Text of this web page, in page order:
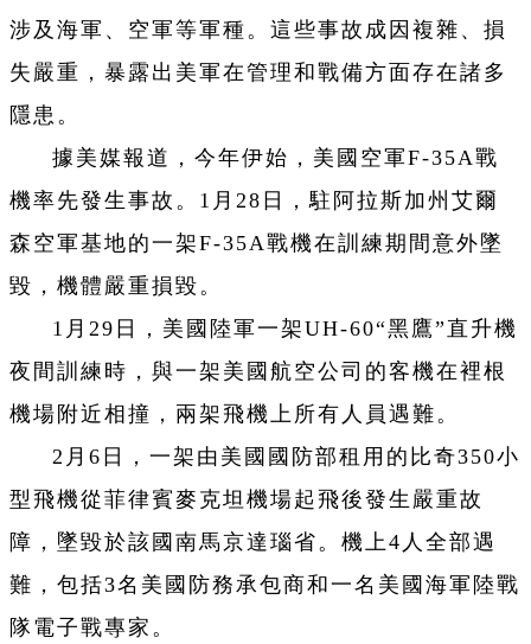
涉及海軍、空軍等軍種。這些事故成因複雜、損
失嚴重，暴露出美軍在管理和戰備方面存在諸多
隱患。
據美媒報道，今年伊始，美國空軍F-35A戰
機率先發生事故。1月28日，駐阿拉斯加州艾爾
森空軍基地的一架F-35A戰機在訓練期間意外墜
毀，機體嚴重損毀。
1月29日，美國陸軍一架UH-60“黑鷹”直升機
夜間訓練時，與一架美國航空公司的客機在裡根
機場附近相撞，兩架飛機上所有人員遇難。
2月6日，一架由美國國防部租用的比奇350小
型飛機從菲律賓麥克坦機場起飛後發生嚴重故
障，墜毀於該國南馬京達瑙省。機上4人全部遇
難，包括3名美國防務承包商和一名美國海軍陸戰
隊電子戰專家。